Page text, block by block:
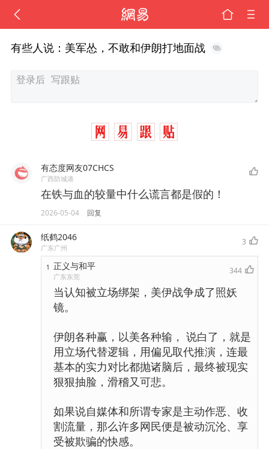
有些人说：美军怂，不敢和伊朗打地面战
有态度网友07CHCS
广西防城港
在铁与血的较量中什么谎言都是假的！
2026-05-04 回复
纸鹤2046
广东广州
3
1 正义与和平
广东东莞
344
当认知被立场绑架，美伊战争成了照妖
镜。
伊朗各种赢，以美各种输， 说白了，就是
用立场代替逻辑，用偏见取代推演，连最
基本的实力对比都抛诸脑后，最终被现实
狠狠抽脸，滑稽又可悲。
如果说自媒体和所谓专家是主动作恶、收
割流量，那么许多网民便是被动沉沦、享
受被欺骗的快感。